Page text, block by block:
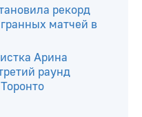
рекорд
матчей в
Арина
раунд